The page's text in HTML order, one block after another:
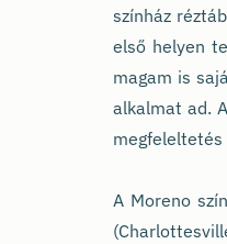
színház
első helyen
magam is
alkalmat ad.
megfeleltetés
A Moreno